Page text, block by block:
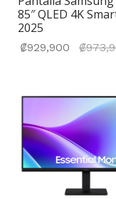
85″ QLED 4K
2025
₡929,900 ₡